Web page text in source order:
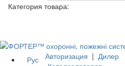
Категория товара:
Рус
Авторизация | Дилер